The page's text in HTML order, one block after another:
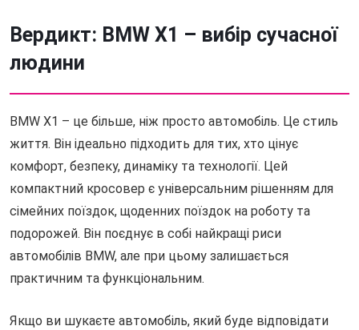
Вердикт: BMW X1 – вибір сучасної
людини
BMW X1 – це більше, ніж просто автомобіль. Це стиль
життя. Він ідеально підходить для тих, хто цінує
комфорт, безпеку, динаміку та технології. Цей
компактний кросовер є універсальним рішенням для
сімейних поїздок, щоденних поїздок на роботу та
подорожей. Він поєднує в собі найкращі риси
автомобілів BMW, але при цьому залишається
практичним та функціональним.
Якщо ви шукаєте автомобіль, який буде відповідати